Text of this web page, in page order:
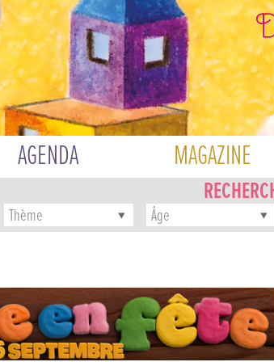
AGENDA MAGAZINE
Thème Âge